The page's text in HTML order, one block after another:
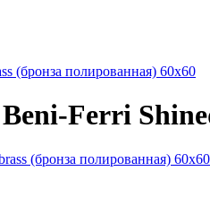
(бронза полированная) 60х60
Ferri